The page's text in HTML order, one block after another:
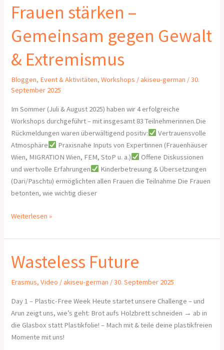
Frauen stärken –
Gemeinsam gegen Gewalt
& Extremismus
Bloggen, Event & Aktivitäten,Workshops /akiseu-german /30.
September 2025
Im Sommer (Juli & August 2025) haben wir 4 erfolgreiche
Workshops durchgeführt – mit insgesamt 83 Teilnehmerinnen.Die
Rückmeldungen waren überwältigend positiv:
Vertrauensvolle
Atmosphäre
Praxisnahe Inputs von Expertinnen (Frauenhäuser
Wien, MIGRATION Wien, FEM, StoP u. a.)
Offene Diskussionen
und wertvolle Erfahrungen
Kinderbetreuung & Übersetzungen
(Dari/Paschtu) ermöglichten allen Frauen die Teilnahme Die Frauen
betonten, wie wichtig dieser
Weiterlesen »
Wasteless Future
Erasmus,Video /akiseu-german /30. September 2025
Day 1 – Plastic-Free Week Heute startet unsere Challenge – und
Arun zeigt uns, wie’s geht: Brot aufs Holzbrett schneiden → ab in
die Glasbox statt Plastikfolie! – Mach mit & teile deine plastikfreien
Momente mit uns!
Wasteless
Future